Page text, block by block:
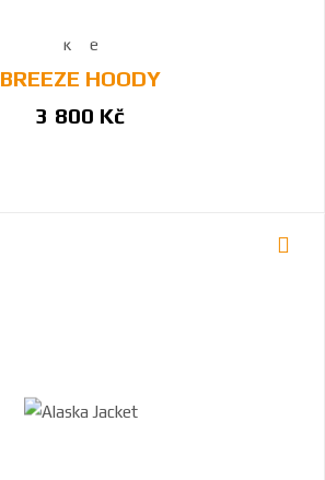
BREEZE HOODY
3 800 Kč